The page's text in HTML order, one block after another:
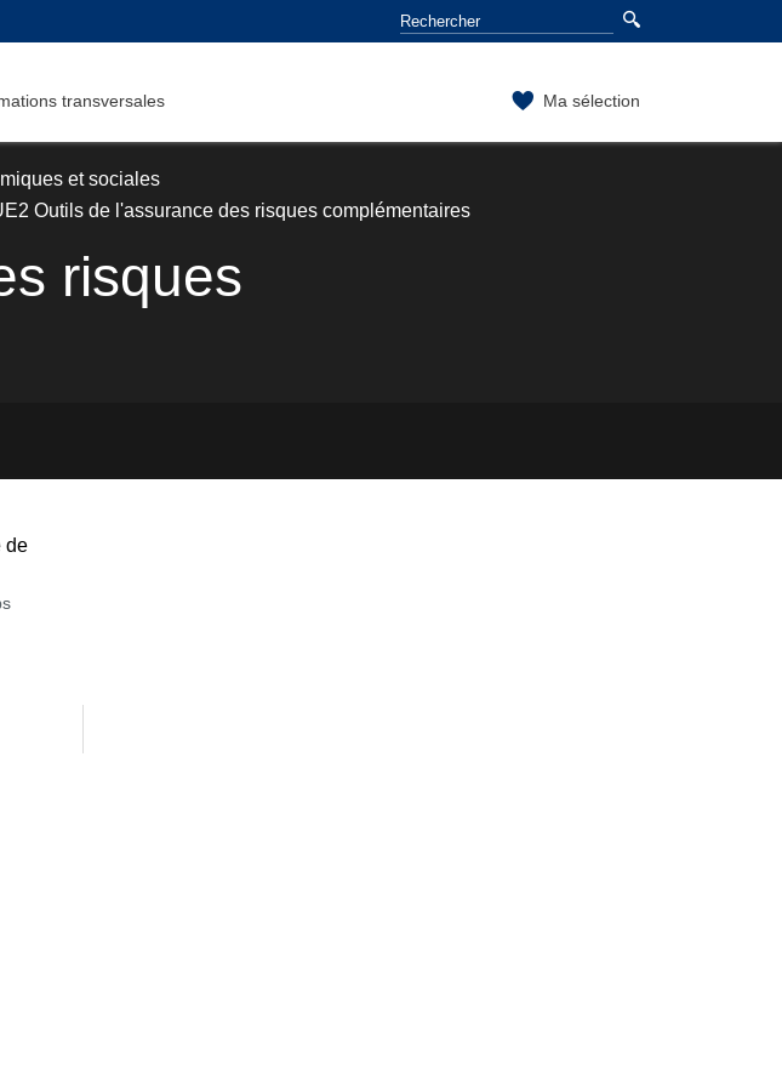
transversales Ma sélection
et sociales
Outils de l'assurance des risques complémentaires
risques
de